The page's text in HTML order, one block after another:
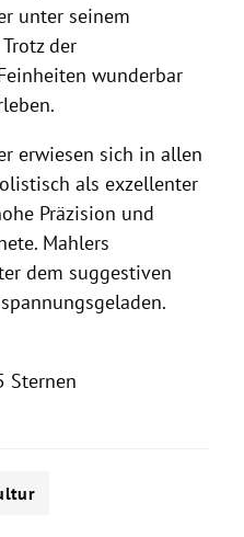
unter seinem
der
wunderbar
erwiesen sich in allen
als exzellenter
Präzision und
Mahlers
dem suggestiven
Sternen